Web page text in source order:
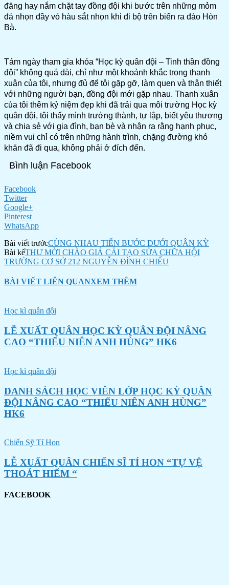
đăng hay nắm chặt tay đồng đội khi bước trên những mỏm
đá nhọn đầy vỏ hàu sắt nhọn khi đi bộ trên biển ra đảo Hòn
Bà.
Tám ngày tham gia khóa “Học kỳ quân đội – Tinh thần đồng
đội” không quá dài, chỉ như một khoảnh khắc trong thanh
xuân của tôi, nhưng đủ để tôi gặp gỡ, làm quen và thân thiết
với những người bạn, đồng đội mới gặp nhau. Thanh xuân
của tôi thêm kỷ niệm đẹp khi đã trải qua môi trường Học kỳ
quân đội, tôi thấy mình trưởng thành, tự lập, biết yêu thương
và chia sẻ với gia đình, bạn bè và nhận ra rằng hạnh phục,
niềm vui chỉ có trên những hành trình, chặng đường khó
khăn đã đi qua, không phải ở đích đến.
Bình luận Facebook
Facebook
Twitter
Google+
Pinterest
WhatsApp
Bài viết trướcCÙNG NHAU TIẾN BƯỚC DƯỚI QUÂN KỲ
Bài kếTHƯ MỜI CHÀO GIÁ CẢI TẠO SỬA CHỮA HỘI
TRƯỜNG CƠ SỞ 212 NGUYỄN ĐÌNH CHIỂU
BÀI VIẾT LIÊN QUANXEM THÊM
Học kì quân đội
LỄ XUẤT QUÂN HỌC KỲ QUÂN ĐỘI NÂNG
CAO “THIẾU NIÊN ANH HÙNG” HK6
Học kì quân đội
DANH SÁCH HỌC VIÊN LỚP HỌC KỲ QUÂN
ĐỘI NÂNG CAO “THIẾU NIÊN ANH HÙNG”
HK6
Chiến Sỹ Tí Hon
LỄ XUẤT QUÂN CHIẾN SĨ TÍ HON “TỰ VỆ
THOÁT HIỂM “
FACEBOOK